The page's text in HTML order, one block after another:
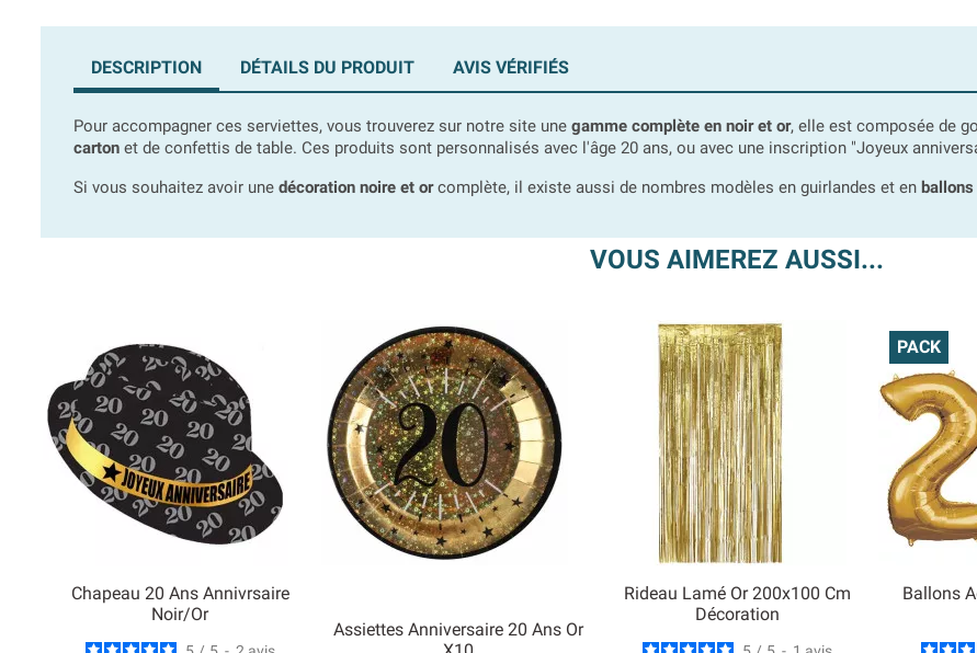
DESCRIPTION DÉTAILS DU PRODUIT AVIS VÉRIFIÉS
Pour accompagner ces serviettes, vous trouverez sur notre site une gamme complète en noir et or, elle est composée de
carton et de confettis de table. Ces produits sont personnalisés avec l'âge 20 ans, ou avec une inscription "Joyeux
Si vous souhaitez avoir une décoration noire et orcomplète, il existe aussi de nombres modèles en guirlandes et en
VOUS AIMEREZ AUSSI...
Chapeau 20 Ans Annivrsaire
Noir/Or
Assiettes Anniversaire 20 Ans Or
Rideau Lamé Or 200x100 Cm
Décoration
Ballons
PACK